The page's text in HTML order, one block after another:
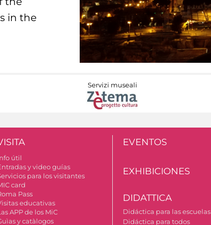
in the
Servizi museali
útil
y video guías
para los visitantes
card
Pass
educativas
APP de los MiC
y catàlogos
EVENTOS
EXHIBICIONES
DIDATTICA
Didáctica para las escuelas
Didáctica para todos